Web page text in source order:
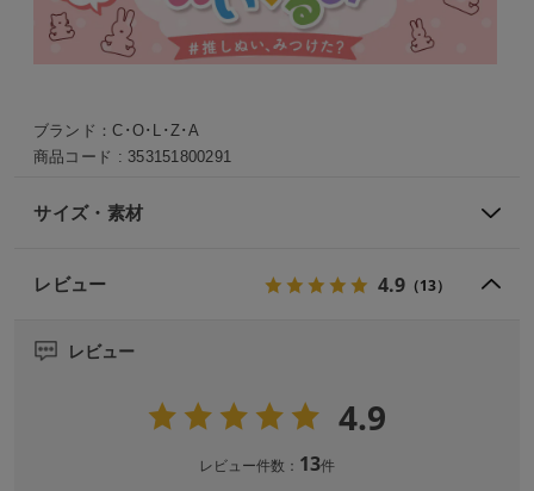
ブランド：C･O･L･Z･A
商品コード : 353151800291
サイズ・素材
レビュー 4.9 （13）
レビュー
4.9
レビュー件数： 13件